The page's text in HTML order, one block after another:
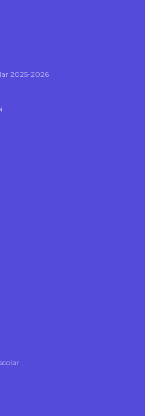
2025-2026